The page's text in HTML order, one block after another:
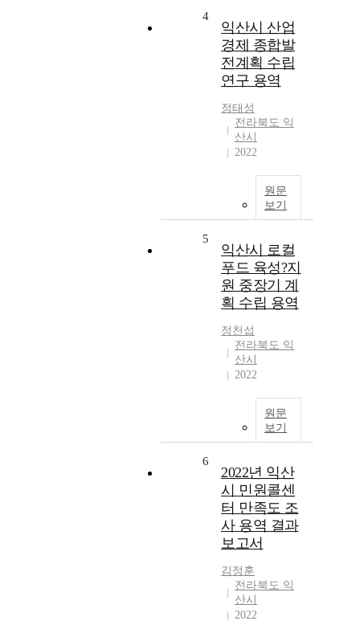
4
익산시 산업
경제 종합발
전계획 수립
연구 용역
정태성
전라북도 익
산시
2022
원문
보기
5
익산시 로컬
푸드 육성?지
원 중장기 계
획 수립 용역
정천섭
전라북도 익
산시
2022
원문
보기
6
2022년 익산
시 민원콜센
터 만족도 조
사 용역 결과
보고서
김정훈
전라북도 익
산시
2022